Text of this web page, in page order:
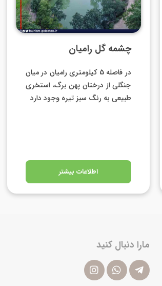
چشمه گل رامیان
در فاصله 5 کیلومتری رامیان در میان
جنگلی از درختان پهن برگ، استخری
طبیعی به رنگ سبز تیره وجود دارد
اطلاعات بیشتر
مارا دنبال کنید